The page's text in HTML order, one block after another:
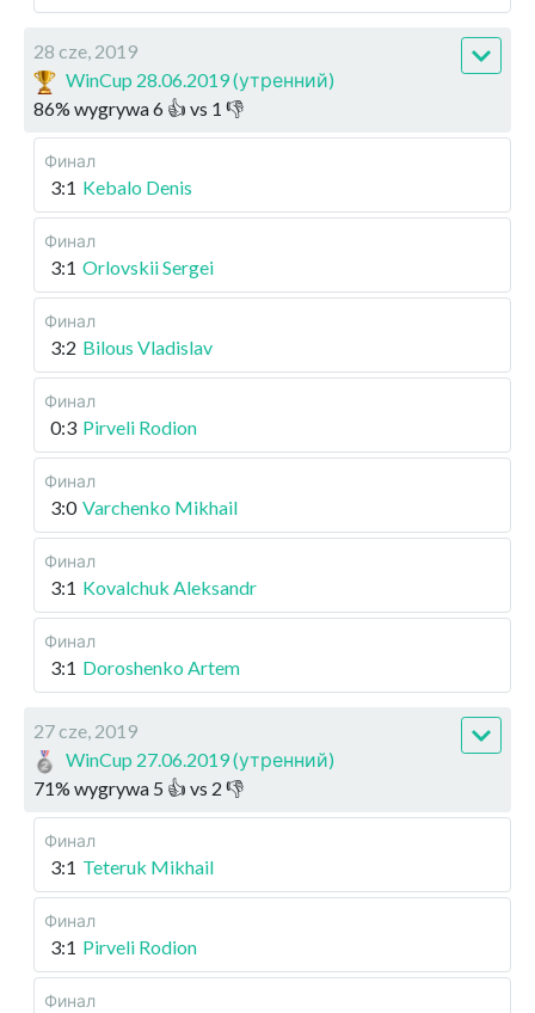
28 cze, 2019
WinCup 28.06.2019 (утренний)
86% wygrywa6 👍 vs 1 👎
Финал
3:1 Kebalo Denis
Финал
3:1 Orlovskii Sergei
Финал
3:2 Bilous Vladislav
Финал
0:3 Pirveli Rodion
Финал
3:0 Varchenko Mikhail
Финал
3:1 Kovalchuk Aleksandr
Финал
3:1 Doroshenko Artem
27 cze, 2019
WinCup 27.06.2019 (утренний)
71% wygrywa 5 👍 vs 2 👎
Финал
3:1 Teteruk Mikhail
Финал
3:1 Pirveli Rodion
Финал